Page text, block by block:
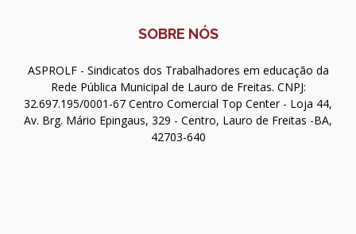
SOBRE NÓS
ASPROLF - Sindicatos dos Trabalhadores em educação da
Rede Pública Municipal de Lauro de Freitas. CNPJ:
32.697.195/0001-67 Centro Comercial Top Center - Loja 44,
Av. Brg. Mário Epingaus, 329 - Centro, Lauro de Freitas -BA,
42703-640